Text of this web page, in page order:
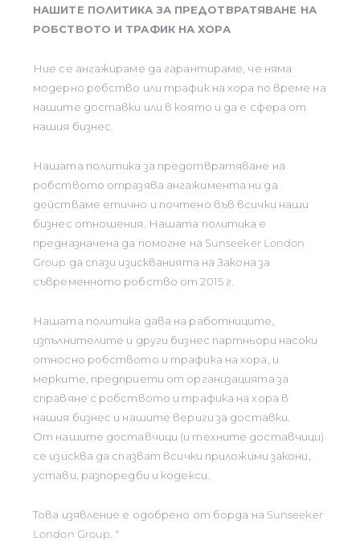
НАШИТЕ ПОЛИТИКА ЗА ПРЕДОТВРАТЯВАНЕ НА
РОБСТВОТО И ТРАФИК НА ХОРА
Ние се ангажираме да гарантираме, че няма
модерно робство или трафик на хора по време на
нашите доставки или в която и да е сфера от
нашия бизнес.
Нашата политика за предотвратяване на
робството отразява ангажимента ни да
действаме етично и почтено във всички наши
бизнес отношения. Нашата политика е
предназначена да помогне на Sunseeker London
Group да спази изискванията на Закона за
съвременното робство от 2015 г.
Нашата политика дава на работниците,
изпълнителите и други бизнес партньори насоки
относно робството и трафика на хора, и
мерките, предприети от организацията за
справяне с робството и трафика на хора в
нашия бизнес и нашите вериги за доставки.
От нашите доставчици (и техните доставчици)
се изисква да спазват всички приложими закони,
устави, разпоредби и кодекси.
Това изявление е одобрено от борда на Sunseeker
London Group. "